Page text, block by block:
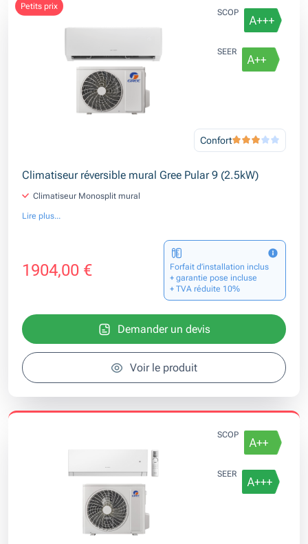
petits prix
SCOP
SEER
Confort
Climatiseur réversible mural Gree Pular 9 (2.5kW)
Climatiseur Monosplit mural
Lire plus...
1904,00 €
Forfait d’installation inclus
+ garantie pose incluse
+ TVA réduite 10%
Demander un devis
Voir le produit
SCOP
SEER